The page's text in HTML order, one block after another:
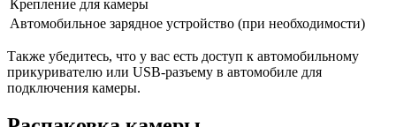
Крепление для камеры
Автомобильное зарядное устройство (при необходимости)
Также убедитесь, что у вас есть доступ к автомобильному
прикуривателю или USB-разъему в автомобиле для
подключения камеры.